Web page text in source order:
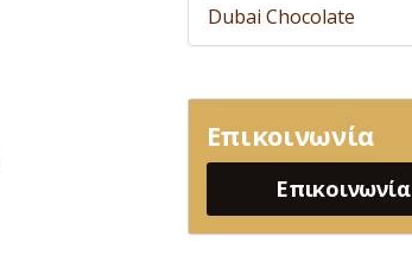
Dubai Chocolate
Επικοινωνία
Επικοινωνία